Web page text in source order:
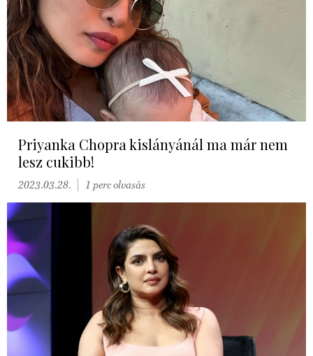
Priyanka Chopra kislányánál ma már nem
lesz cukibb!
2023.03.28. 1 perc olvasás